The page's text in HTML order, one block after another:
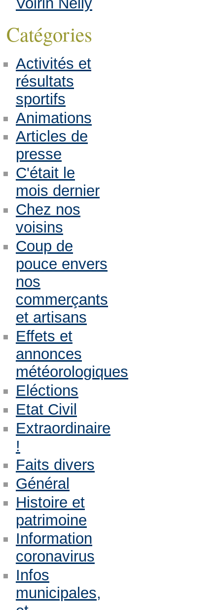
Catégories
Activités et
résultats
sportifs
Animations
Articles de
presse
C'était le
mois dernier
Chez nos
voisins
Coup de
pouce envers
nos
commerçants
et artisans
Effets et
annonces
météorologiques
Eléctions
Etat Civil
Extraordinaire
!
Faits divers
Général
Histoire et
patrimoine
Information
coronavirus
Infos
municipales,